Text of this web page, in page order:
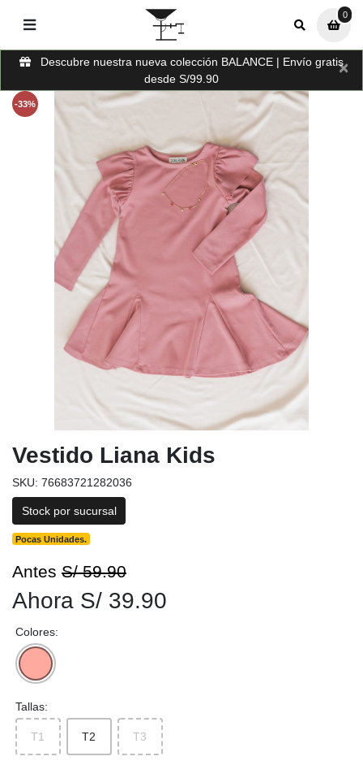
0
0
Descubre nuestra nueva colección BALANCE | Envío gratis
desde S/99.90
×
-33%
Vestido Liana Kids
SKU: 76683721282036
Stock por sucursal
Pocas Unidades.
Antes S/ 59.90
Ahora S/ 39.90
Colores:
Tallas:
T1 T2 T3